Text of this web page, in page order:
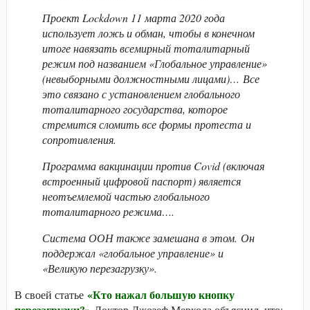
Проект Lockdown 11 марта 2020 года
использует ложь и обман, чтобы в конечном
итоге навязать всемирный тоталитарный
режим под названием «Глобальное управление»
(невыборными должностными лицами)… Все
это связано с установлением глобального
тоталитарного государства, которое
стремится сломить все формы протеста и
сопротивления.
Программа вакцинации против Covid (включая
встроенный цифровой паспорт) является
неотъемлемой частью глобального
тоталитарного режима….
Система ООН также замешана в этом. Он
поддержал «глобальное управление» и
«Великую перезагрузку».
В своей статье «Кто нажал большую кнопку